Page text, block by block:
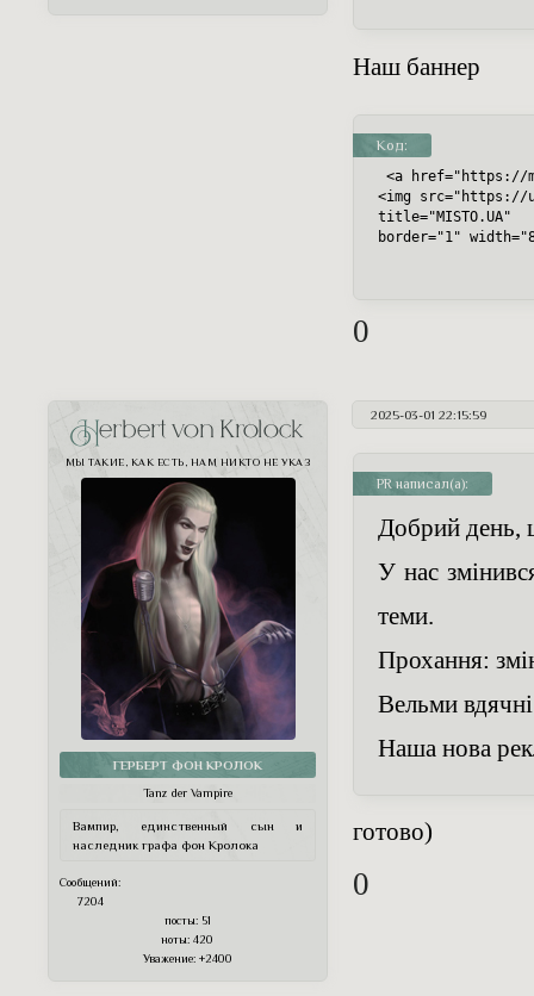
Наш баннер
Код:
<a href="https://
<img src="https://
title="MISTO.UA"
border="1"
0
2025-03-01 22:15:59
Herbert von Krolock
МЫ ТАКИЕ, КАК ЕСТЬ, НАМ НИКТО НЕ УКАЗ
ГЕРБЕРТ ФОН КРОЛОК
Tanz der Vampire
Вампир, единственный сын и
наследник графа фон Кролока
Сообщений:
7204
посты: 51
ноты: 420
Уважение: +2400
PR написал(а):
Добрий день,
У нас
теми.
Прохання:
Вельми вдячні
Наша нова
готово)
0